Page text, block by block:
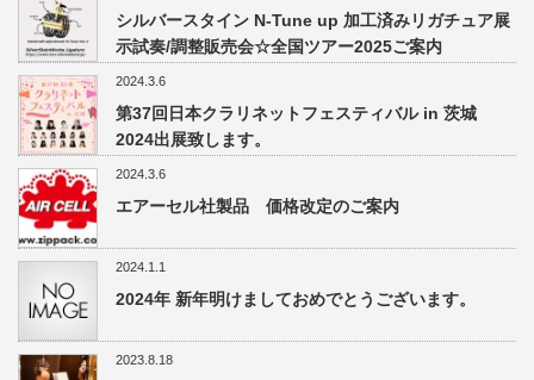
シルバースタイン N-Tune up 加工済みリガチュア展
示試奏/調整販売会☆全国ツアー2025ご案内
2024.3.6
第37回日本クラリネットフェスティバル in 茨城
2024出展致します。
2024.3.6
エアーセル社製品 価格改定のご案内
2024.1.1
2024年 新年明けましておめでとうございます。
2023.8.18